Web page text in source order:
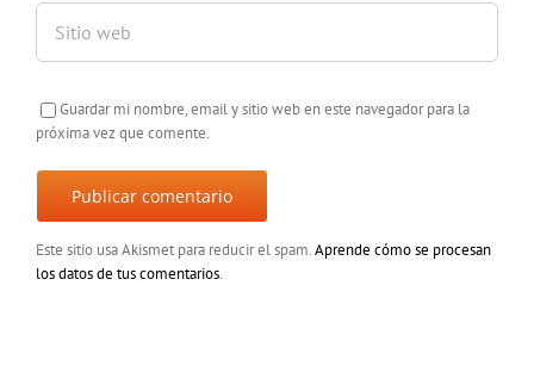
Guardar mi nombre, email y sitio web en este navegador para la
próxima vez que comente.
Este sitio usa Akismet para reducir el spam.Aprende cómo se procesan
los datos de tus comentarios.